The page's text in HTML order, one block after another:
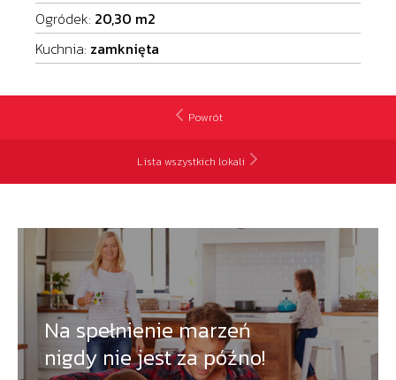
Ogródek: 20,30
Kuchnia: zamknięta
Powrót
Lista wszystkich lokali
Na spełnienie marzeń
nigdy nie jest za późno!